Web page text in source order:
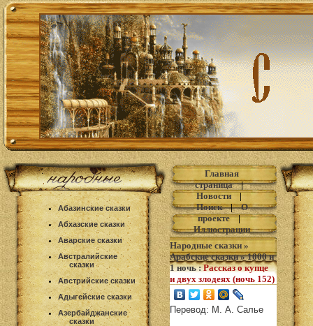
Абазинские сказки
Абхазские сказки
Аварские сказки
Австралийские
сказки
Австрийские сказки
Адыгейские сказки
Азербайджанские
сказки
Главная
страница|
Новости|
Поиск|О
проекте|
Иллюстрации
Народные сказки »
Арабские сказки»1000 и
1 ночь: Рассказ о купце
и двух злодеях (ночь 152)
Перевод: М. А. Салье